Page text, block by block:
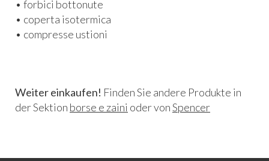
• forbici bottonute
• coperta isotermica
• compresse ustioni
Weiter einkaufen! Finden Sie andere Produkte in
der Sektion borse e zaini oder vonSpencer